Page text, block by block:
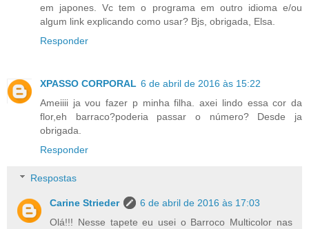
em japones. Vc tem o programa em outro idioma e/ou
algum link explicando como usar? Bjs, obrigada, Elsa.
Responder
XPASSO CORPORAL 6 de abril de 2016 às 15:22
Ameiiii ja vou fazer p minha filha. axei lindo essa cor da
flor,eh barraco?poderia passar o número? Desde ja
obrigada.
Responder
Respostas
Carine Strieder
6 de abril de 2016 às 17:03
Olá!!! Nesse tapete eu usei o Barroco Multicolor nas